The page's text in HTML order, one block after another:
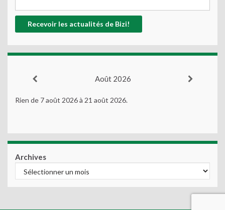
Août 2026
Rien de 7 août 2026 à 21 août 2026.
Archives